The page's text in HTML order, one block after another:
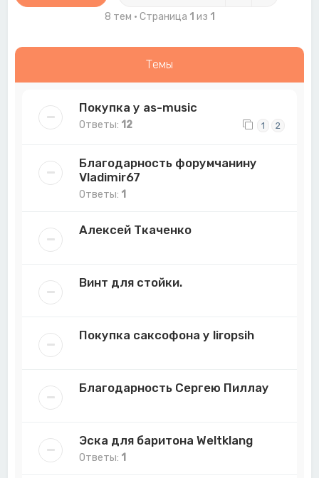
8 тем • Страница 1 из 1
Темы
Покупка у as-music
Ответы: 12 1 2
Благодарность форумчанину
Vladimir67
Ответы: 1
Алексей Ткаченко
Винт для стойки.
Покупка саксофона у liropsih
Благодарность Сергею Пиллау
Эска для баритона Weltklang
Ответы: 1